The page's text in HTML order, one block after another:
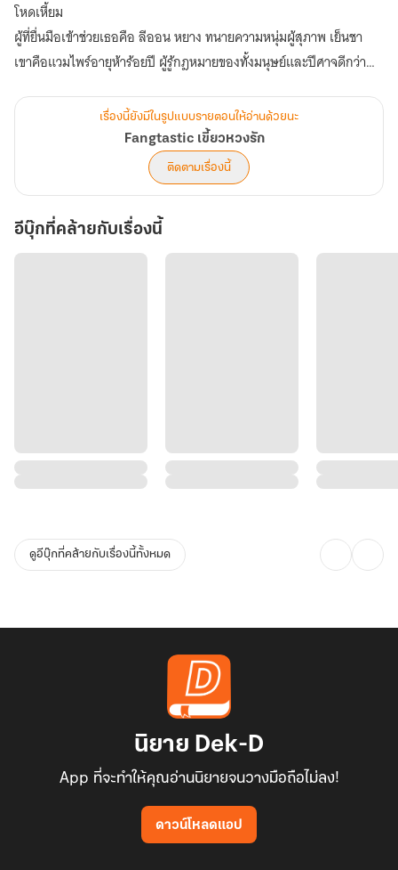
โหดเหี้ยม
ผู้ที่ยื่นมือเข้าช่วยเธอคือ ลีออน หยาง ทนายความหนุ่มผู้สุภาพ เย็นชา
เขาคือแวมไพร์อายุห้าร้อยปี ผู้รู้กฎหมายของทั้งมนุษย์และปีศาจดีกว่า
เมื่อการสืบสวนดำดิ่งลงสู่ความลับลึกลงเรื่อยๆ
เหล่าอมนุษย์ต่างเริ่มเผยความต้องการของตนเอง
เพราะหญิงสาวอาจเป็นกุญแจสำคัญ
ในการเดิมพันระหว่างพระเจ้ากับซาตานที่เวียนกลับมาทุก 666 ปี
หากเธอมีชีวิตอยู่ โลกอาจล่มสลาย
เรื่องนี้ยังมีในรูปแบบรายตอนให้อ่านด้วยนะ
Fangtastic เขี้ยวหวงรัก
ติดตามเรื่องนี้
อีบุ๊กที่คล้ายกับเรื่องนี้
ดูอีบุ๊กที่คล้ายกับเรื่องนี้ทั้งหมด
นิยาย Dek-D
App ที่จะทำให้คุณอ่านนิยายจนวางมือถือไม่ลง!
ดาวน์โหลดแอป